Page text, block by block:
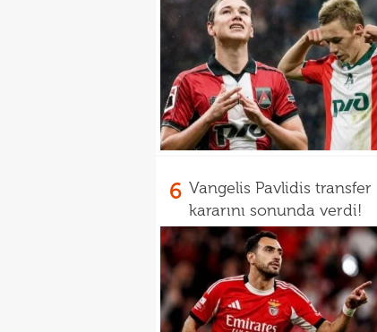
6 Vangelis Pavlidis transfer
kararını sonunda verdi!